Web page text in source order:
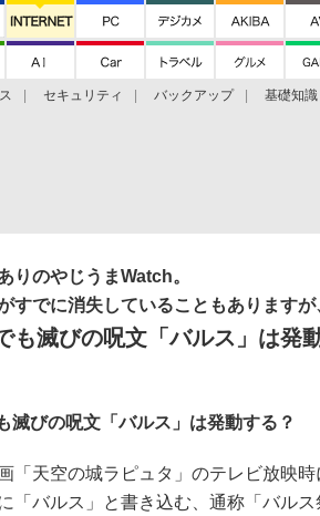
セキュリティ バックアップ 基礎知
りのやじうまWatch。
すでに消失していることもありますが
も滅びの呪文「バルス」は
滅びの呪文「バルス」は発動する？
「天空の城ラピュタ」のテレビ放映
「バルス」と書き込む、通称「バル